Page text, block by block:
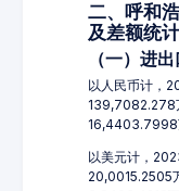
二、呼和
及差额统计
（一）进
以人民币计，
139,7082.278
16,4403.7998
以美元计，
20,0015.2505